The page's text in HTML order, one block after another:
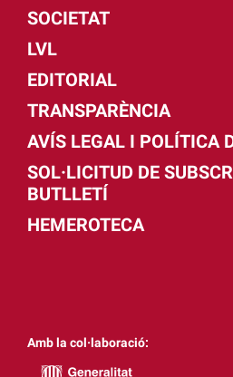
SOCIETAT
LVL
EDITORIAL
TRANSPARÈNCIA
AVÍS LEGAL I POLÍTICA
SOL·LICITUD DE
BUTLLETÍ
HEMEROTECA
Amb la col·laboració: